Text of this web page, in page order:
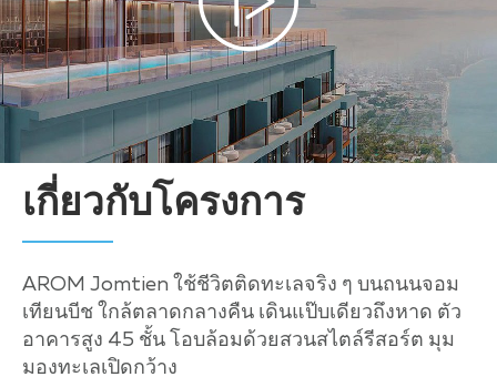
เกี่ยวกับโครงการ
AROM Jomtien ใช้ชีวิตติดทะเลจริง ๆ บนถนนจอม
เทียนบีช ใกล้ตลาดกลางคืน เดินแป๊บเดียวถึงหาด ตัว
อาคารสูง 45 ชั้น โอบล้อมด้วยสวนสไตล์รีสอร์ต มุม
มองทะเลเปิดกว้าง